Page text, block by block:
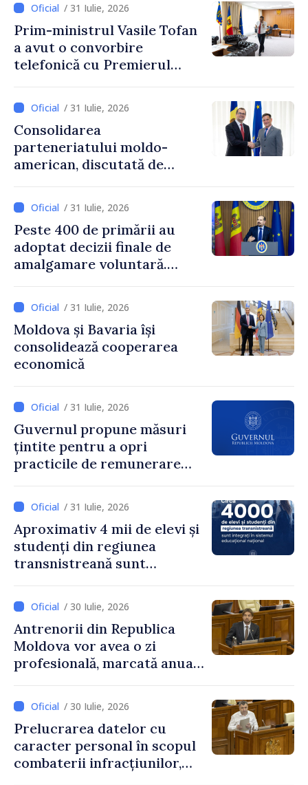
/ 31 Iulie, 2026
Prim-ministrul Vasile Tofan
a avut o convorbire
telefonică cu Premierul
/ 31 Iulie, 2026
Consolidarea
parteneriatului moldo-
american, discutată de
și însărcinatul cu afaceri al
SUA, Nick Pietrowicz
/ 31 Iulie, 2026
Peste 400 de primării au
adoptat decizii finale de
amalgamare voluntară.
Guvernului, Alexei Buzu:
„85,5% dintre primării au
inițiat procesul. Le
mulțumim aleșilor locali
pentru că au pus pe primul
dezvoltar
/ 31 Iulie, 2026
Moldova și Bavaria își
consolidează cooperarea
economică
/ 31 Iulie, 2026
Guvernul propune măsuri
țintite pentru a opri
practicile de remunerare
/ 31 Iulie, 2026
Aproximativ 4 mii de elevi și
studenți din regiunea
transnistreană sunt
educațional național
/ 30 Iulie, 2026
Antrenorii din Republica
Moldova vor avea o zi
profesională, marcată anual
/ 30 Iulie, 2026
Prelucrarea datelor cu
caracter personal în scopul
combaterii infracțiunilor,